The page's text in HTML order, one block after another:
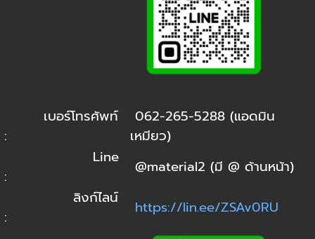
เบอร์โทรศัพท์
:
062-265-5288 (แอดมิน
เหมียว)
Line
:
@material2 (มี @ ด้านหน้า)
ลิงก์ไลน์
:
https://lin.ee/ZSAv0RU